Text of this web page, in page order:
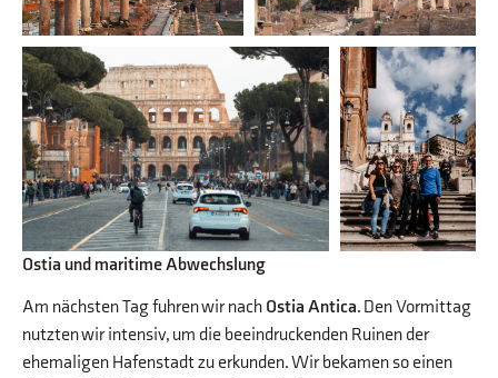
Ostia und maritime Abwechslung
Am nächsten Tag fuhren wir nach Ostia Antica. Den Vormittag
nutzten wir intensiv, um die beeindruckenden Ruinen der
ehemaligen Hafenstadt zu erkunden. Wir bekamen so einen